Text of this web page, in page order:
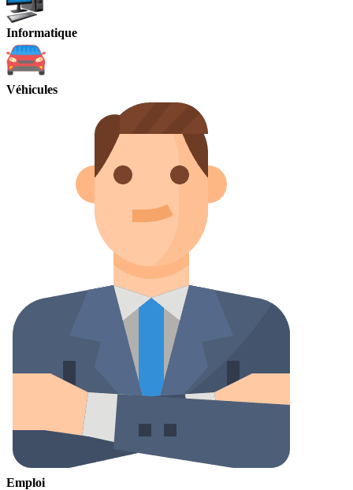
Informatique
Véhicules
Emploi